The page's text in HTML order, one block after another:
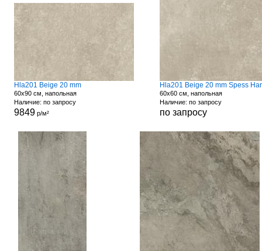
Hla201 Beige 20 mm
60x90 см, напольная
Наличие: по запросу
9849р/м²
Hla201 Beige 20 mm Spess
60x60 см, напольная
Наличие: по запросу
по запросу